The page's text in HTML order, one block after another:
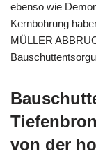
ebenso wie
Kernbohrung
MÜLLER
von der